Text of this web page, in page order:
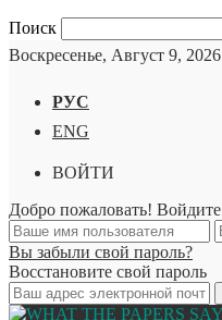
Поиск
Воскресенье, Август 9, 2026
РУС
ENG
ВОЙТИ
Добро пожаловать!
Вы забыли свой пароль?
Восстановите свой пароль